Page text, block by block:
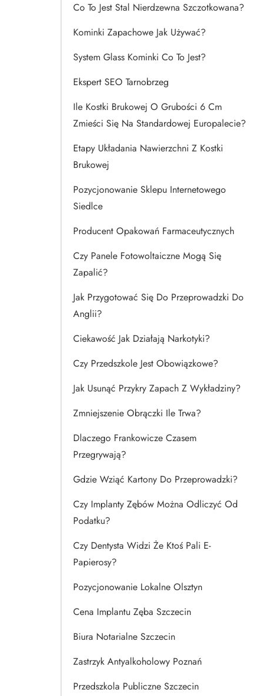
Co To Jest Stal Nierdzewna Szczotkowana?
Kominki Zapachowe Jak Używać?
System Glass Kominki Co To Jest?
Ekspert SEO Tarnobrzeg
Ile Kostki Brukowej O Grubości 6 Cm
Zmieści Się Na Standardowej Europalecie?
Etapy Układania Nawierzchni Z Kostki
Brukowej
Pozycjonowanie Sklepu Internetowego
Siedlce
Producent Opakowań Farmaceutycznych
Czy Panele Fotowoltaiczne Mogą Się
Zapalić?
Jak Przygotować Się Do Przeprowadzki Do
Anglii?
Ciekawość Jak Działają Narkotyki?
Czy Przedszkole Jest Obowiązkowe?
Jak Usunąć Przykry Zapach Z Wykładziny?
Zmniejszenie Obrączki Ile Trwa?
Dlaczego Frankowicze Czasem
Przegrywają?
Gdzie Wziąć Kartony Do Przeprowadzki?
Czy Implanty Zębów Można Odliczyć Od
Podatku?
Czy Dentysta Widzi Że Ktoś Pali E-
Papierosy?
Pozycjonowanie Lokalne Olsztyn
Cena Implantu Zęba Szczecin
Biura Notarialne Szczecin
Zastrzyk Antyalkoholowy Poznań
Przedszkola Publiczne Szczecin